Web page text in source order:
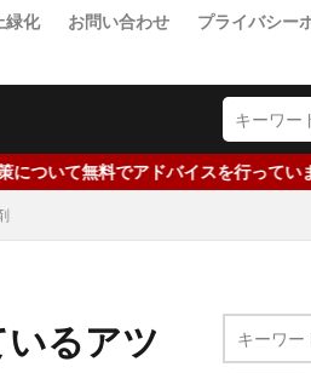
緑化 お問い合わせ
プライバシー
バイスを行っています。⇒お問い合わ
るアツ